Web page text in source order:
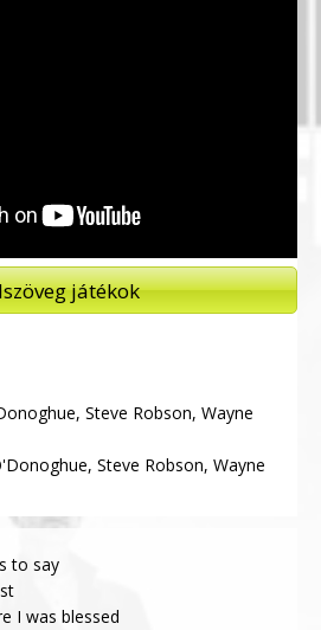
játékok
Steve Robson, Wayne
Steve Robson, Wayne
to say
I was blessed